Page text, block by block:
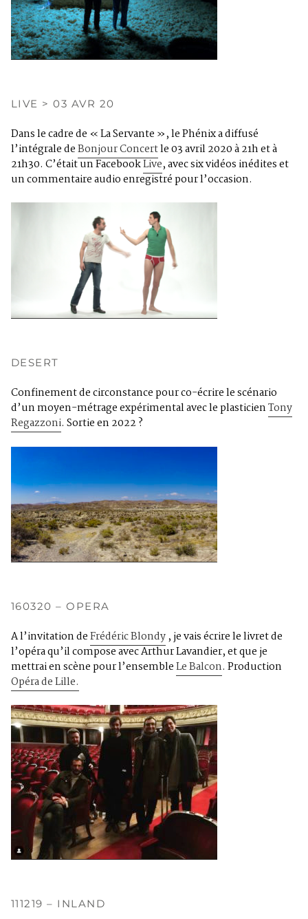
LIVE > 03 AVR 20
Dans le cadre de « La Servante », le Phénix a diffusé
l’intégrale deBonjour Concertle 03 avril 2020 à 21h et à
21h30. C’était un FacebookLive, avec six vidéos inédites et
un commentaire audio enregistré pour l’occasion.
DESERT
Confinement de circonstance pour co-écrire le scénario
d’un moyen-métrage expérimental avec le plasticienTony
Regazzoni. Sortie en 2022 ?
160320 – OPERA
A l’invitation deFrédéric Blondy, je vais écrire le livret de
l’opéra qu’il compose avec Arthur Lavandier, et que je
mettrai en scène pour l’ensembleLe Balcon. Production
Opéra de Lille.
111219 – INLAND